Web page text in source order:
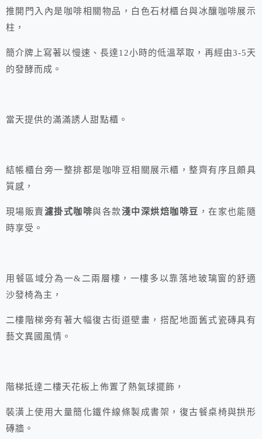
推開門入內是咖啡相關物品，白色石材櫃台與冰釀咖啡展示
柱，
簡介牌上寫著以慢速、長達12小時的低溫萃取，再經由3-5天
的發酵而成。
當天提供的滿滿誘人甜點櫃。
結帳櫃台旁一整排都是咖啡豆相關展示櫃，整齊有序且頗具
質感，
現場販賣濾掛式咖啡與各款淺中深烘焙咖啡豆 ，在家也能隨
時享受。
用餐區域分為一&二兩層樓，一樓多以靠落地玻璃窗的舒適
沙發椅為主，
二樓階梯旁有著大幅復古街道壁畫，搭配地面舊式瓷磚具有
藝文異國風情。
階梯抵達二樓天花板上佈置了熱氣球擺飾，
裝潢上使用大量簡化鐵件線條製成書架，復古餐桌椅與拱形
磚牆。